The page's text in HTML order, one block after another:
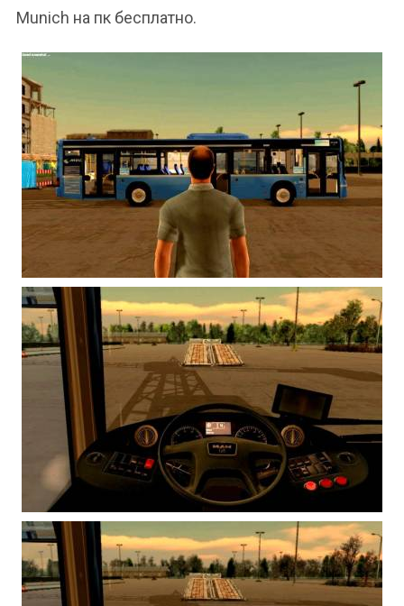
Munich на пк бесплатно.